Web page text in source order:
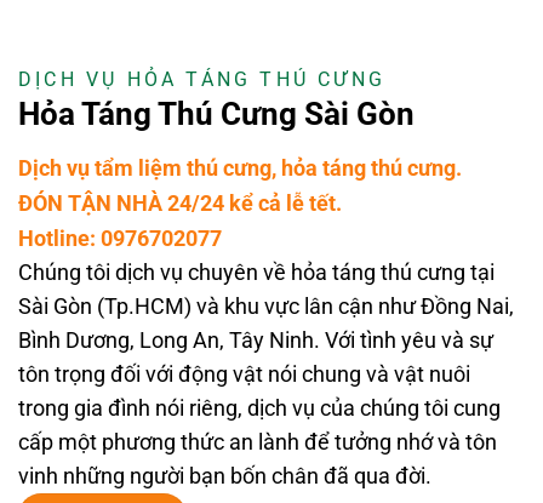
DỊCH VỤ HỎA TÁNG THÚ CƯNG
Hỏa Táng Thú Cưng Sài Gòn
Dịch vụ tẩm liệm thú cưng, hỏa táng thú cưng.
ĐÓN TẬN NHÀ 24/24 kể cả lễ tết.
Hotline: 0976702077
Chúng tôi dịch vụ chuyên về hỏa táng thú cưng tại
Sài Gòn (Tp.HCM) và khu vực lân cận như Đồng Nai,
Bình Dương, Long An, Tây Ninh. Với tình yêu và sự
tôn trọng đối với động vật nói chung và vật nuôi
trong gia đình nói riêng, dịch vụ của chúng tôi cung
cấp một phương thức an lành để tưởng nhớ và tôn
vinh những người bạn bốn chân đã qua đời.